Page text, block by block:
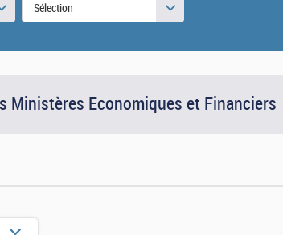
Sélection
Ministères Economiques et Financiers